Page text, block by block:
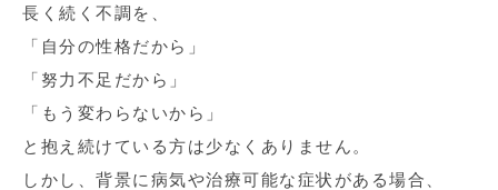
長く続く不調を、
「自分の性格だから」
「努力不足だから」
「もう変わらないから」
と抱え続けている方は少なくありません。
しかし、背景に病気や治療可能な症状がある場合、